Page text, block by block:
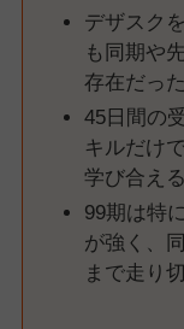
デザスク
も同期や
存在だった
45日間の
キルだけ
学び合え
99期は特
が強く、
まで走り